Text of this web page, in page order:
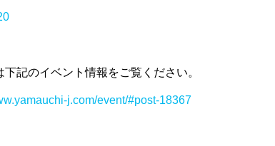
下記のイベント情報をご覧ください。
j.com/event/#post-18367